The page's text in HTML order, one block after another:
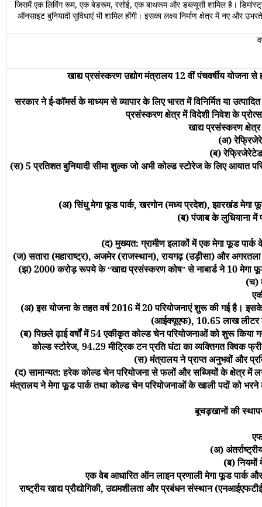
जिसमें एक लिविंग रूम, एक बेडरूम, रसोई, एक बाथरूम और डब्ल्यूसी शामिल है।
ऑनसाइट बुनियादी सुविधाएं भी शामिल होंगी। इसका लक्ष्य निर्माण क्षेत्र में नए और
खाद्य प्रसंस्करण उद्योग मंत्रालय 12 वीं पंचवर्षीय
सरकार ने ई-कॉमर्स के माध्यम से व्यापार के लिए भारत में विनिर्मित या
प्रसंस्करण क्षेत्र में विदेशी निवेश के
खाद्य प्रसंस्करण क्षेत्र
(अ)
(ब)
(स) 5 प्रतिशत बुनियादी सीमा शुल्क जो अभी कोल्ड स्टोरेज के लिए आयात
(अ) सिंधु मेगा फूड पार्क, खरगोन (मध्य प्रदेश), झारखंड मेगा
(ब) पंजाब के लुधियाना में
(द) मुख्यत: ग्रामीण इलाकों में एक मेगा फूड पार्क
(ज) सतारा (महाराष्ट्र), अजमेर (राजस्थान), रायगढ़ (उड़ीसा) और
(झ) 2000 करोड़ रूपये के“खाद्य प्रसंस्करण कोष”से नाबार्ड ने 10
(च)
(अ) इस योजना के तहत वर्ष 2016 में 20 परियोजनाएं शुरू की गई है।
(आईक्यूएफ), 10.65 लाख लीटर
(ब) पिछले ढ़ाई वर्षों में 54 एकीकृत कोल्ड चेन परियोजनाओं को शुरू
कोल्ड स्टोरेज, 94.29 मीट्रिक टन प्रति घंटा का व्यक्तिगत क्विक
(स) मंत्रालय ने प्राप्त अनुभवों और
(द) सामान्यत: हरेक कोल्ड चेन परियोजना से फलों और सब्जियों के क्षेत्र में
मंत्रालय ने मेगा फूड पार्क तथा कोल्ड चेन परियोजनाओं के खाली पदों को
बूचड़खानों की
(अ)
(ब)
एक वेब आधारित ऑन लाइन प्रणाली मेगा फूड पार्क
राष्ट्रीय खाद्य प्रौद्योगिकी, उद्यमशीलता और प्रबंधन संस्थान